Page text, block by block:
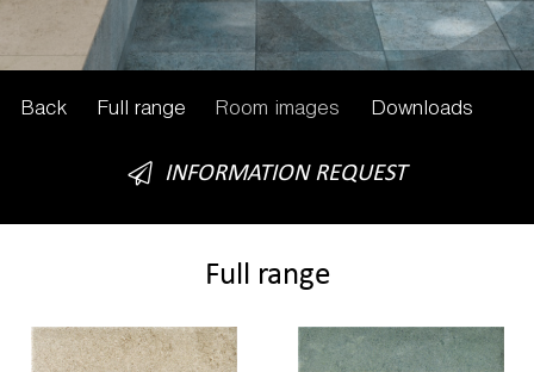
Back Full range Room images Downloads
INFORMATION REQUEST
Full range